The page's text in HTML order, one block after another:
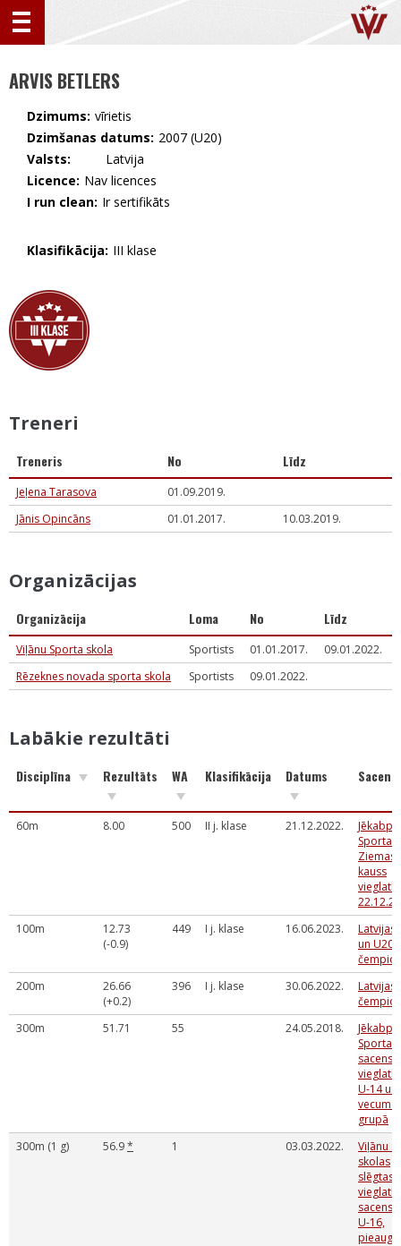
ARVIS BETLERS
Dzimums: vīrietis
Dzimšanas datums: 2007 (U20)
Valsts:
🇱🇻 Latvija
Licence: Nav licences
I run clean: Ir sertifikāts
Klasifikācija: III klase
Treneri
Treneris No Līdz
Jeļena Tarasova
01.09.2019.
Jānis Opincāns
01.01.2017. 10.03.2019.
Organizācijas
Organizācija Loma No Līdz
Viļānu Sporta skola Sportists 01.01.2017.
09.01.2022.
Rēzeknes novada sporta skola
Sportists 09.01.2022.
Labākie rezultāti
Disciplīna Rezultāts WA Klasifikācija Datums
60m 8.00 500 II j. klase 21.12.2022.
Sporta
kauss
100m
12.73
(-0.9)
449 I j. klase 16.06.2023.
Latvijas
un U20
200m
26.66
(+0.2)
396 I j. klase 30.06.2022.
Latvijas
300m
51.71 55 24.05.2018.
Sporta
U-14 un
vecuma
grupā
300m (1 g)
56.9* 1 03.03.2022.
Viļānu
skolas
slēgtas
U-16,